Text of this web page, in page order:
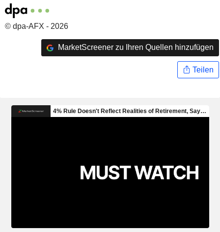
© dpa-AFX - 2026
MarketScreener zu Ihren Quellen hinzufügen
Teilen